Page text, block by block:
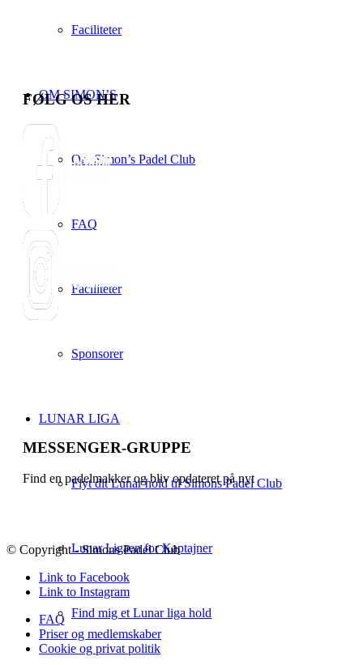
Faciliteter
OM SIMON’S
Om Simon’s Padel Club
FAQ
Faciliteter
Sponsorer
LUNAR LIGA
Flyt dit Lunar hold til Simons Padel Club
Lunar Ligaen for Kaptajner
Find mig et Lunar liga hold
FØLG OS HER
MESSENGER-GRUPPE
Find en padelmakker og bliv opdateret på nyt
© Copyright - Simons Padel Club
Link to Facebook
Link to Instagram
FAQ
Priser og medlemskaber
Cookie og privat politik